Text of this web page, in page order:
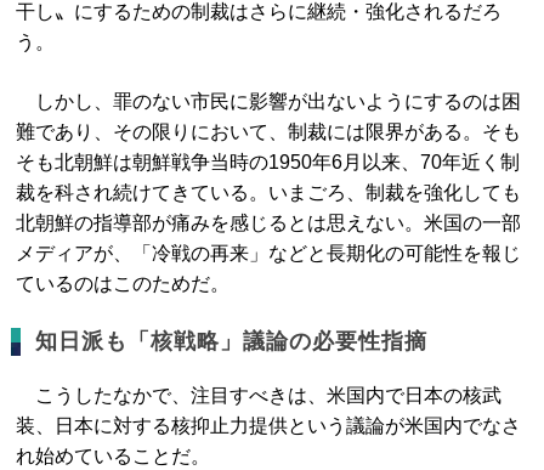
干し〟にするための制裁はさらに継続・強化されるだろ
う。
しかし、罪のない市民に影響が出ないようにするのは困
難であり、その限りにおいて、制裁には限界がある。そも
そも北朝鮮は朝鮮戦争当時の1950年6月以来、70年近く制
裁を科され続けてきている。いまごろ、制裁を強化しても
北朝鮮の指導部が痛みを感じるとは思えない。米国の一部
メディアが、「冷戦の再来」などと長期化の可能性を報じ
ているのはこのためだ。
知日派も「核戦略」議論の必要性指摘
こうしたなかで、注目すべきは、米国内で日本の核武
装、日本に対する核抑止力提供という議論が米国内でなさ
れ始めていることだ。